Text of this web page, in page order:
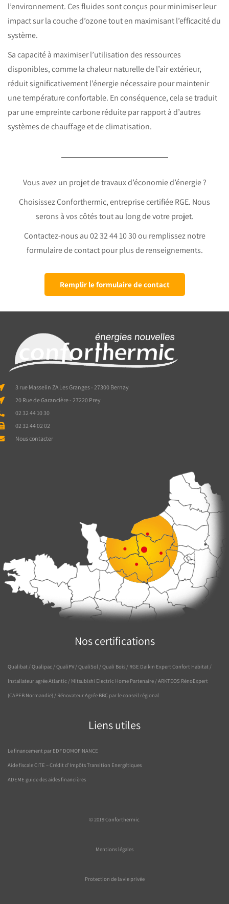
l’environnement. Ces fluides sont conçus pour minimiser leur
impact sur la couche d’ozone tout en maximisant l’efficacité du
système.
Sa capacité à maximiser l’utilisation des ressources
disponibles, comme la chaleur naturelle de l’air extérieur,
réduit significativement l’énergie nécessaire pour maintenir
une température confortable. En conséquence, cela se traduit
par une empreinte carbone réduite par rapport à d’autres
systèmes de chauffage et de climatisation.
Vous avez un projet de travaux d’économie d’énergie ?
Choisissez Conforthermic, entreprise certifiée RGE. Nous
serons à vos côtés tout au long de votre projet.
Contactez-nous au 02 32 44 10 30 ou remplissez notre
formulaire de contact pour plus de renseignements.
Remplir le formulaire de contact
3 rue Masselin ZA Les Granges - 27300 Bernay
20 Rue de Garancière - 27220 Prey
02 32 44 10 30
02 32 44 02 02
Nous contacter
Nos certifications
Qualibat / Qualipac / QualiPV / QualiSol / Quali Bois / RGE Daikin Expert Confort Habitat /
Installateur agrée Atlantic / Mitsubishi Electric Home Partenaire / ARKTEOS RénoExpert
(CAPEB Normandie) / Rénovateur Agrée BBC par le conseil régional
Liens utiles
Le financement par EDF DOMOFINANCE
Aide fiscale CITE – Crédit d’Impôts Transition Energétiques
ADEME guide des aides financières
© 2019Conforthermic
Mentions légales
Protection de la vie privée